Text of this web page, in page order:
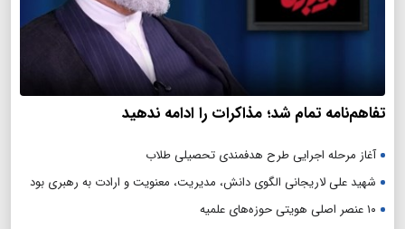
تفاهم‌نامه تمام شد؛ مذاکرات را ادامه ندهید
آغاز مرحله اجرایی طرح هدفمندی تحصیلی طلاب
شهید علی لاریجانی الگوی دانش، مدیریت، معنویت و ارادت به رهبری بود
۱۰ عنصر اصلی هویتی حوزه‌های علمیه